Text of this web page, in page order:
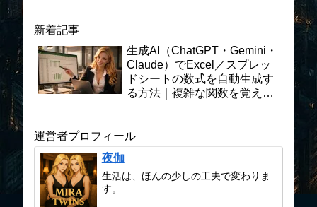
新着記事
生成AI（ChatGPT・Gemini・
Claude）でExcel／スプレッ
ドシートの数式を自動生成す
る方法｜複雑な関数を覚えな
運営者プロフィール
夜伽
生活は、ほんの少しの工夫で変わりま
す。